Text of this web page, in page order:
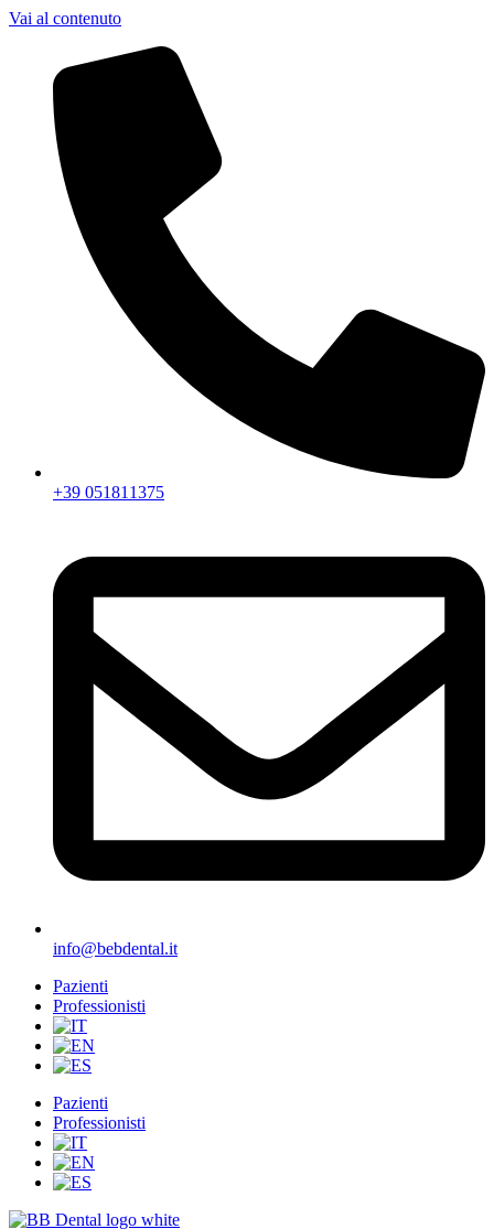
Vai al contenuto
+39 051811375
info@bebdental.it
Pazienti
Professionisti
Pazienti
Professionisti